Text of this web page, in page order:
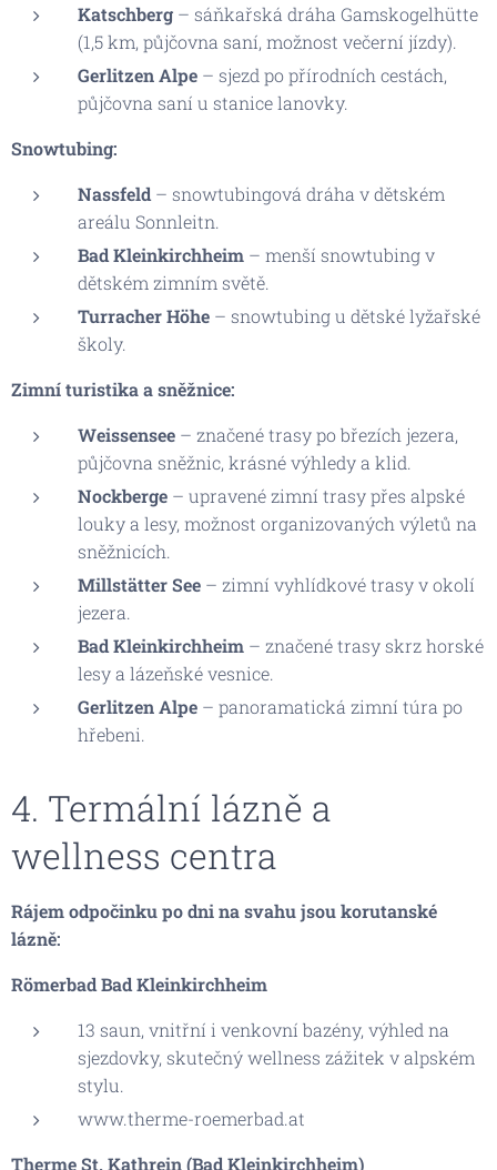
Katschberg – sáňkařská dráha Gamskogelhütte
(1,5 km, půjčovna saní, možnost večerní jízdy).
Gerlitzen Alpe – sjezd po přírodních cestách,
půjčovna saní u stanice lanovky.
Snowtubing:
Nassfeld – snowtubingová dráha v dětském
areálu Sonnleitn.
Bad Kleinkirchheim – menší snowtubing v
dětském zimním světě.
Turracher Höhe – snowtubing u dětské lyžařské
školy.
Zimní turistika a sněžnice:
Weissensee – značené trasy po březích jezera,
půjčovna sněžnic, krásné výhledy a klid.
Nockberge – upravené zimní trasy přes alpské
louky a lesy, možnost organizovaných výletů na
sněžnicích.
Millstätter See – zimní vyhlídkové trasy v okolí
jezera.
Bad Kleinkirchheim – značené trasy skrz horské
lesy a lázeňské vesnice.
Gerlitzen Alpe – panoramatická zimní túra po
hřebeni.
4. Termální lázně a
wellness centra
Rájem odpočinku po dni na svahu jsou korutanské
lázně:
Römerbad Bad Kleinkirchheim
13 saun, vnitřní i venkovní bazény, výhled na
sjezdovky, skutečný wellness zážitek v alpském
stylu.
www.therme-roemerbad.at
Therme St. Kathrein (Bad Kleinkirchheim)